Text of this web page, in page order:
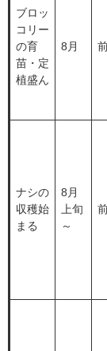
ブロッ
コリー
の育
苗・定
植盛ん
8月
ナシの
収穫始
まる
8月
上旬
～